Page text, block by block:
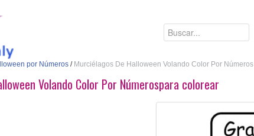
por Números / Murciélagos De Halloween Volando Color Por Números
Volando Color Por Númerospara colorear